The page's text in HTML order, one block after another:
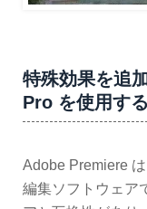
特殊効果を追
Pro を使用する
Adobe Premiere
編集ソフトウェア